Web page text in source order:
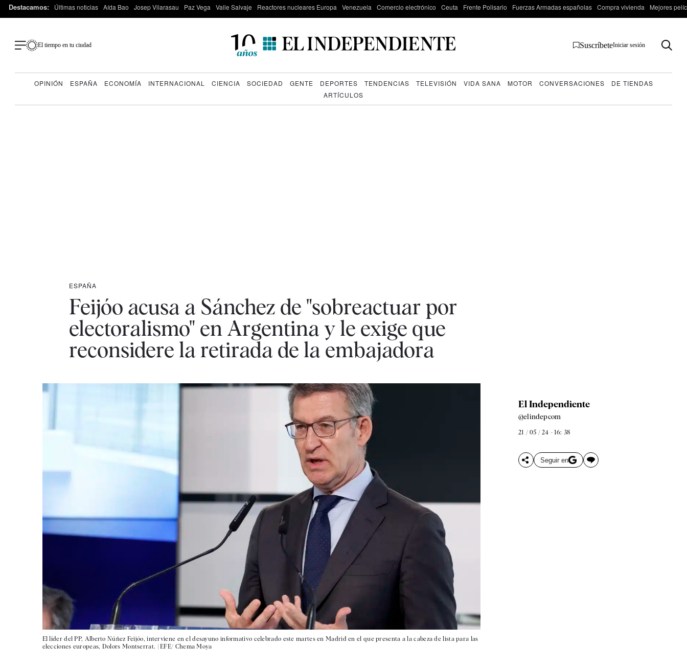
Destacamos: Últimas noticias Aída Bao Josep Vilarasau Paz Vega Valle Salvaje Reactores nucleares Europa Venezuela Comercio electrónico Ceuta Frente Polisario Fuerzas Armadas españolas Compra vivienda Mejores
El tiempo en tu ciudad SuscríbeteIniciar sesión
OPINIÓN ESPAÑA ECONOMÍA INTERNACIONAL CIENCIA SOCIEDAD GENTE DEPORTES TENDENCIAS TELEVISIÓN VIDA SANA MOTOR CONVERSACIONES
DE TIENDAS
ARTÍCULOS
ESPAÑA
Feijóo acusa a Sánchez de "sobreactuar por
electoralismo" en Argentina y le exige que
reconsidere la retirada de la embajadora
El líder del PP, Alberto Núñez Feijóo, interviene en el desayuno informativo celebrado este martes en Madrid en el que presenta a la cabeza de lista para las
elecciones europeas, Dolors Montserrat. |EFE/ Chema Moya
El Independiente
@elindepcom
21 / 05 / 24 - 16: 38
Seguir en